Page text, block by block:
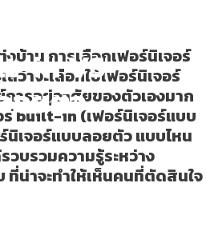
in VS
อยตัว
าน การเลือกเฟอร์นิเจอร์
ว่าจะเลือกใช้เฟอร์นิเจอร์
การอยู่อาศัยของตัวเองมาก
ร์ built-in (เฟอร์นิเจอร์แบบ
เจอร์แบบลอยตัว แบบไหน
วบรวมความรู้ระหว่าง
ที่น่าจะทำให้เห็นคนที่ตัดสินใจ